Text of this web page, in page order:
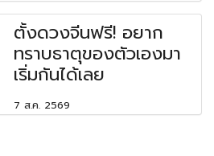
ตั้งดวงจีนฟรี! อยาก
ทราบธาตุของตัวเองมา
เริ่มกันได้เลย
7 ส.ค. 2569